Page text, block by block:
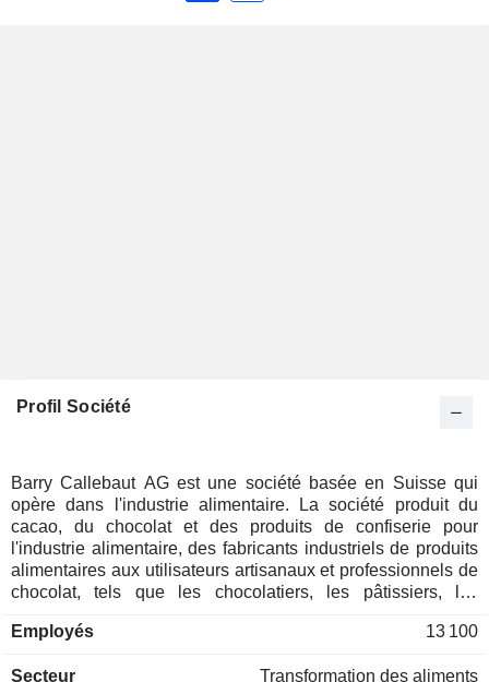
Profil Société
Barry Callebaut AG est une société basée en Suisse qui
opère dans l'industrie alimentaire. La société produit du
cacao, du chocolat et des produits de confiserie pour
l'industrie alimentaire, des fabricants industriels de produits
alimentaires aux utilisateurs artisanaux et professionnels de
chocolat, tels que les chocolatiers, les pâtissiers, les
processus de fabrication implique toutes les étapes de la
Employés 13 100
Secteur Transformation des aliments